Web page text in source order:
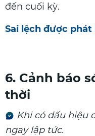
đến cuối kỳ.
Sai lệch được
6. Cảnh báo
thời
Khi có dấu hiệu
ngay lập tức.